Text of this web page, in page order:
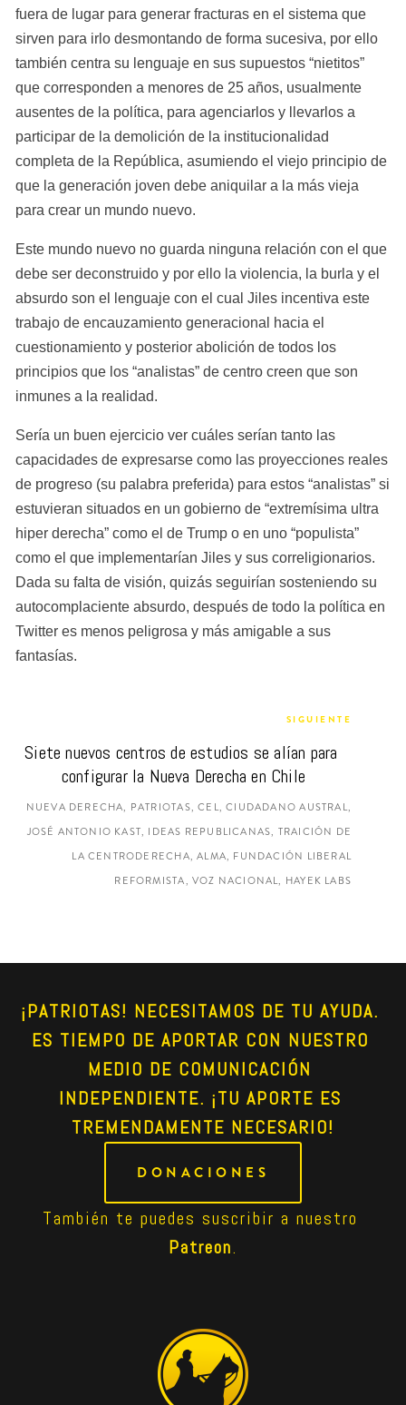
fuera de lugar para generar fracturas en el sistema que
sirven para irlo desmontando de forma sucesiva, por ello
también centra su lenguaje en sus supuestos “nietitos”
que corresponden a menores de 25 años, usualmente
ausentes de la política, para agenciarlos y llevarlos a
participar de la demolición de la institucionalidad
completa de la República, asumiendo el viejo principio de
que la generación joven debe aniquilar a la más vieja
para crear un mundo nuevo.
Este mundo nuevo no guarda ninguna relación con el que
debe ser deconstruido y por ello la violencia, la burla y el
absurdo son el lenguaje con el cual Jiles incentiva este
trabajo de encauzamiento generacional hacia el
cuestionamiento y posterior abolición de todos los
principios que los “analistas” de centro creen que son
inmunes a la realidad.
Sería un buen ejercicio ver cuáles serían tanto las
capacidades de expresarse como las proyecciones reales
de progreso (su palabra preferida) para estos “analistas” si
estuvieran situados en un gobierno de “extremísima ultra
hiper derecha” como el de Trump o en uno “populista”
como el que implementarían Jiles y sus correligionarios.
Dada su falta de visión, quizás seguirían sosteniendo su
autocomplaciente absurdo, después de todo la política en
Twitter es menos peligrosa y más amigable a sus
fantasías.
SIGUIENTE
Siete nuevos centros de estudios se alían para
configurar la Nueva Derecha en Chile
NUEVA DERECHA, PATRIOTAS, CEL, CIUDADANO AUSTRAL,
JOSÉ ANTONIO KAST, IDEAS REPUBLICANAS, TRAICIÓN DE
LA CENTRODERECHA, ALMA, FUNDACIÓN LIBERAL
REFORMISTA, VOZ NACIONAL, HAYEK LABS
¡PATRIOTAS! NECESITAMOS DE TU AYUDA.
ES TIEMPO DE APORTAR CON NUESTRO
MEDIO DE COMUNICACIÓN
INDEPENDIENTE. ¡TU APORTE ES
TREMENDAMENTE NECESARIO!
DONACIONES
Patreon.